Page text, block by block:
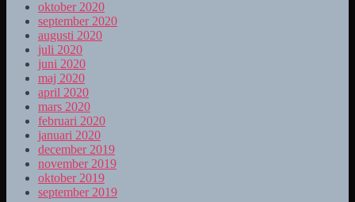
oktober 2020
september 2020
augusti 2020
juli 2020
juni 2020
maj 2020
april 2020
mars 2020
februari 2020
januari 2020
december 2019
november 2019
oktober 2019
september 2019